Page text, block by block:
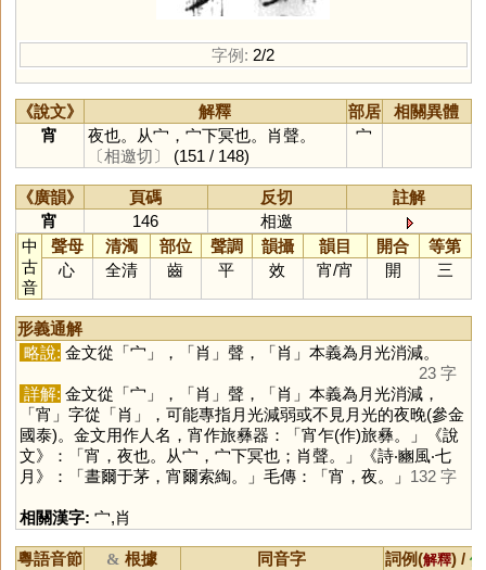
字例: 2/2
《說文》 解釋 部居
相關異體
宵
夜也。从宀，宀下冥也。肖聲。
〔相邀切〕
(151 / 148)
宀
《廣韻》 頁碼 反切
註解
宵
146
相邀
中
古
音
聲母 清濁 部位 聲調 韻攝 韻目 開合
等第
心
全清 齒 平 效 宵/宵 開 三
形義通解
略說: 金文從「宀 」，「肖 」聲，「肖 」本義為月光消減。
23 字
詳解: 金文從「宀 」，「肖 」聲，「肖 」本義為月光消減，
「宵 」字從「肖 」，可能專指月光減弱或不見月光的夜晚(參金
國泰)。金文用作人名，宵作旅彝器：「宵乍(作)旅彝。」《說
文》：「宵，夜也。从宀，宀下冥也；肖聲。」《詩‧豳風‧七
月》：「晝爾于茅，宵爾索綯。」毛傳：「宵，夜。」 132 字
相關漢字: 宀,肖
粵語音節 & 根據 同音字 詞例(解釋) /